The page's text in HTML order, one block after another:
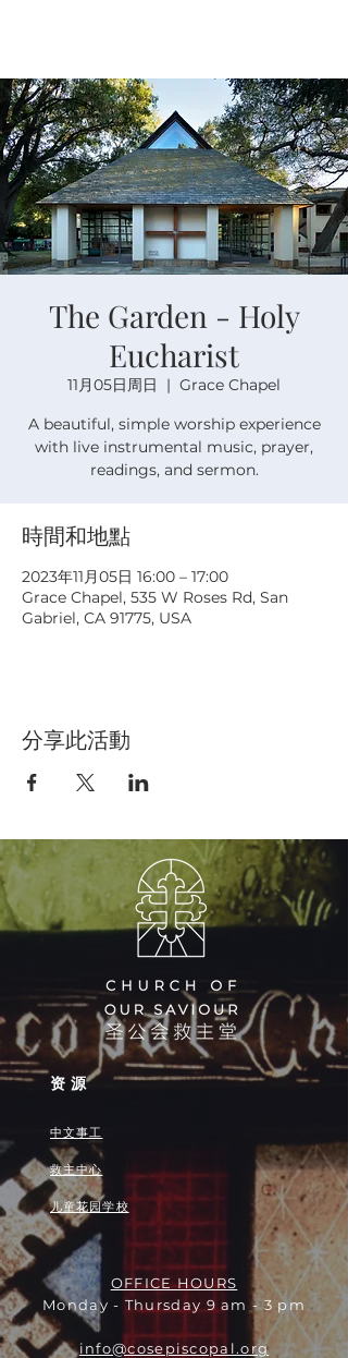
The Garden - Holy
Eucharist
11月05日周日
  |
Grace Chapel
A beautiful, simple worship experience
with live instrumental music, prayer,
readings, and sermon.
時間和地點
2023年11月05日 16:00 – 17:00
Grace Chapel, 535 W Roses Rd, San
Gabriel, CA 91775, USA
分享此活動
资源
中文事工
救主中心
儿童花园学校
OFFICE HOURS
Monday - Thursday 9 am - 3 pm
info@cosepiscopal.org